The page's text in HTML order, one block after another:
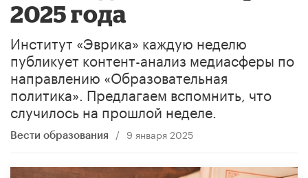
2025 года
Институт «Эврика» каждую неделю
публикует контент-анализ медиасферы по
направлению «Образовательная
политика». Предлагаем вспомнить, что
случилось на прошлой неделе.
Вести образования / 9 января 2025